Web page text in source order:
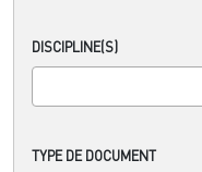
DISCIPLINE(S)
TYPE DE DOCUMENT